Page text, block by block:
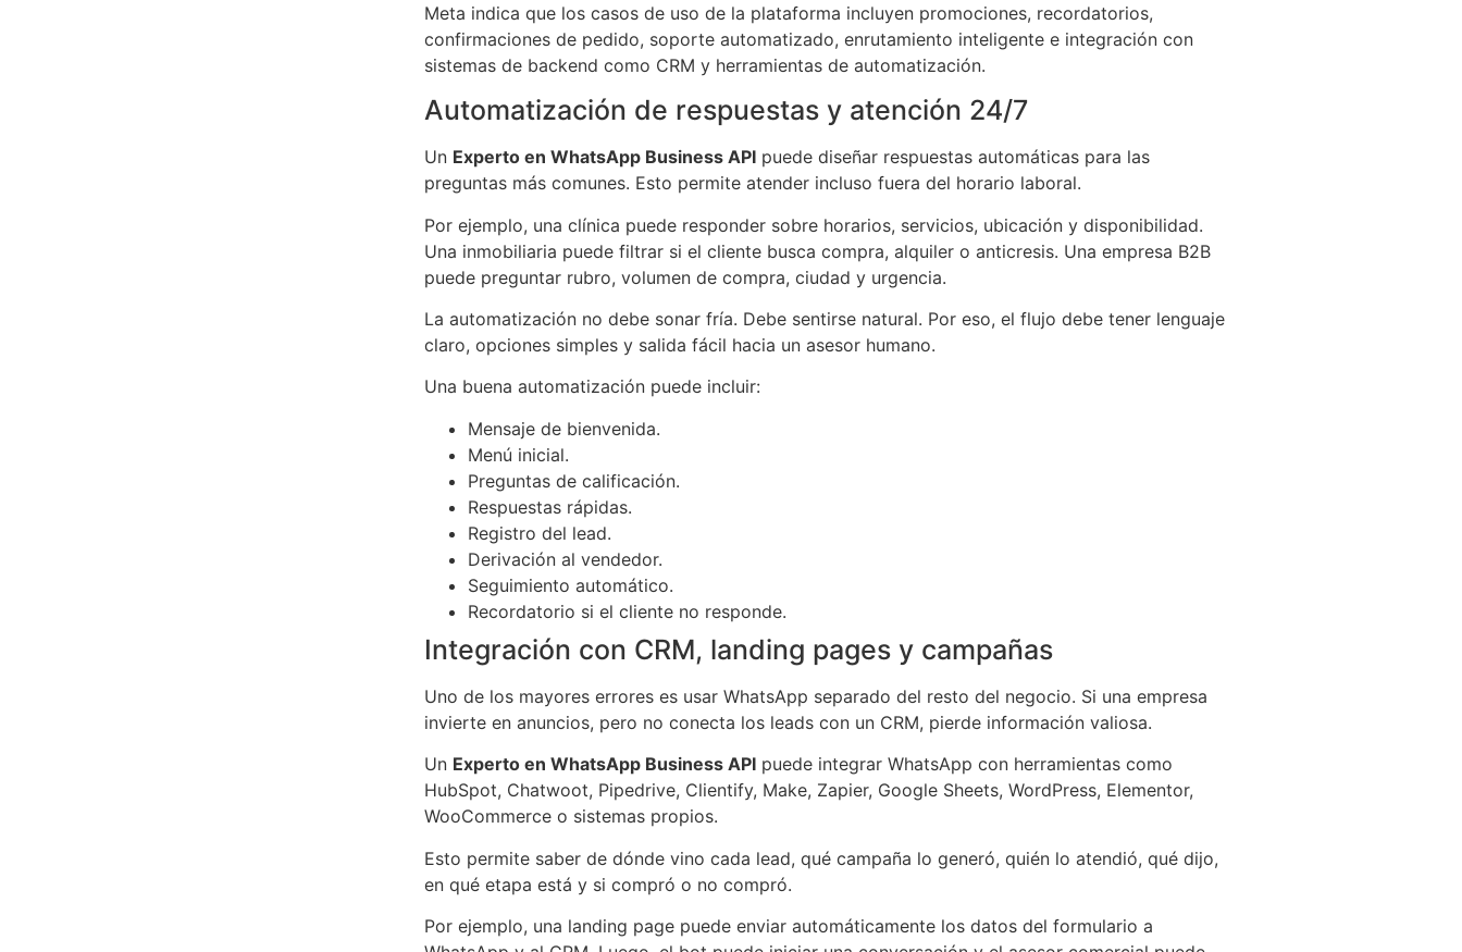
Meta indica que los casos de uso de la plataforma incluyen promociones, recordatorios,
confirmaciones de pedido, soporte automatizado, enrutamiento inteligente e integración con
sistemas de backend como CRM y herramientas de automatización.
Automatización de respuestas y atención 24/7
Un Experto en WhatsApp Business APIpuede diseñar respuestas automáticas para las
preguntas más comunes. Esto permite atender incluso fuera del horario laboral.
Por ejemplo, una clínica puede responder sobre horarios, servicios, ubicación y disponibilidad.
Una inmobiliaria puede filtrar si el cliente busca compra, alquiler o anticresis. Una empresa B2B
puede preguntar rubro, volumen de compra, ciudad y urgencia.
La automatización no debe sonar fría. Debe sentirse natural. Por eso, el flujo debe tener lenguaje
claro, opciones simples y salida fácil hacia un asesor humano.
Una buena automatización puede incluir:
Mensaje de bienvenida.
Menú inicial.
Preguntas de calificación.
Respuestas rápidas.
Registro del lead.
Derivación al vendedor.
Seguimiento automático.
Recordatorio si el cliente no responde.
Integración con CRM, landing pages y campañas
Uno de los mayores errores es usar WhatsApp separado del resto del negocio. Si una empresa
invierte en anuncios, pero no conecta los leads con un CRM, pierde información valiosa.
Un Experto en WhatsApp Business APIpuede integrar WhatsApp con herramientas como
HubSpot, Chatwoot, Pipedrive, Clientify, Make, Zapier, Google Sheets, WordPress, Elementor,
WooCommerce o sistemas propios.
Esto permite saber de dónde vino cada lead, qué campaña lo generó, quién lo atendió, qué dijo,
en qué etapa está y si compró o no compró.
Por ejemplo, una landing page puede enviar automáticamente los datos del formulario a